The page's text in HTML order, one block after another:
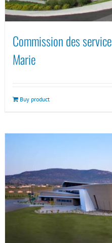
Commission des
Marie
Buy product